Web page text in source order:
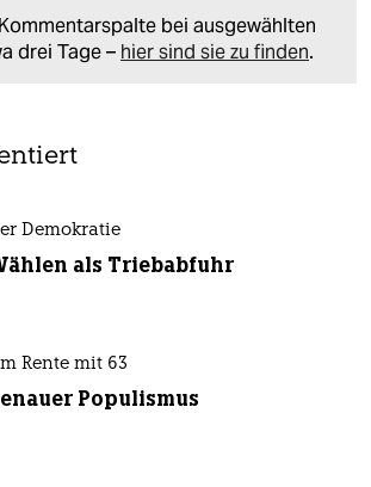
bei ausgewählten
drei Tage – hier sind sie zu finden.
Demokratie
als Triebabfuhr
Rente mit 63
Populismus